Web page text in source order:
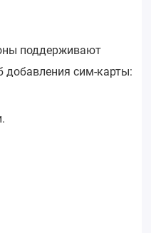
поддерживают
добавления сим-карты: